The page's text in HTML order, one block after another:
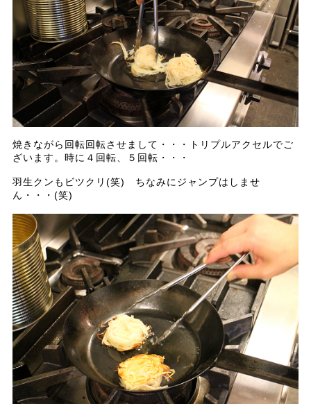
焼きながら回転回転させまして・・・トリプルアクセルでご
ざいます。時に４回転、５回転・・・
羽生クンもビツクリ(笑) ちなみにジャンプはしませ
ん・・・(笑)